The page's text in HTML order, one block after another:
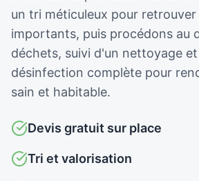
un tri méticuleux pour
importants, puis procédons au
déchets, suivi d'un nettoyage
désinfection complète pour
sain et habitable.
Devis gratuit sur place
Tri et valorisation